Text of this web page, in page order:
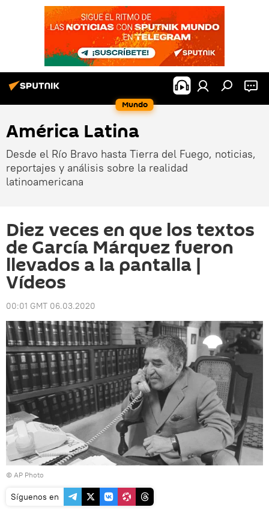
Mundo
América Latina
Desde el Río Bravo hasta Tierra del Fuego, noticias,
reportajes y análisis sobre la realidad
latinoamericana
Diez veces en que los textos
de García Márquez fueron
llevados a la pantalla |
Vídeos
00:01 GMT 06.03.2020
© AP Photo
Síguenos en